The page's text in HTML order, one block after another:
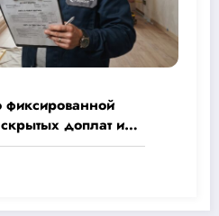
фиксированной
доплат и